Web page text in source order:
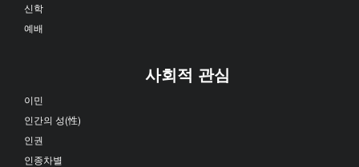
신학
예배
사회적 관심
이민
인간의 성(性)
인권
인종차별